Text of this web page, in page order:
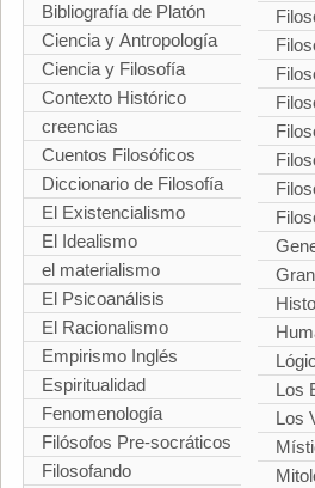
Bibliografía de Platón
Ciencia y Antropología
Ciencia y Filosofía
Contexto Histórico
creencias
Cuentos Filosóficos
Diccionario de Filosofía
El Existencialismo
El Idealismo
el materialismo
El Psicoanálisis
El Racionalismo
Empirismo Inglés
Espiritualidad
Fenomenología
Filósofos Pre-socráticos
Filosofando
Los
Los